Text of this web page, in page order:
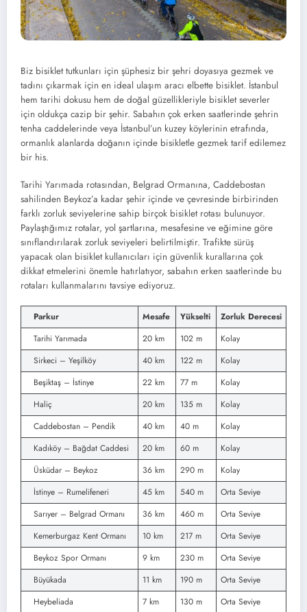
Biz bisiklet tutkunları için şüphesiz bir şehri doyasıya gezmek ve
tadını çıkarmak için en ideal ulaşım aracı elbette bisiklet. İstanbul
hem tarihi dokusu hem de doğal güzellikleriyle bisiklet severler
için oldukça cazip bir şehir. Sabahın çok erken saatlerinde şehrin
tenha caddelerinde veya İstanbul’un kuzey köylerinin etrafında,
ormanlık alanlarda doğanın içinde bisikletle gezmek tarif edilemez
bir his.
Tarihi Yarımada rotasından, Belgrad Ormanına, Caddebostan
sahilinden Beykoz’a kadar şehir içinde ve çevresinde birbirinden
farklı zorluk seviyelerine sahip birçok bisiklet rotası bulunuyor.
Paylaştığımız rotalar, yol şartlarına, mesafesine ve eğimine göre
sınıflandırılarak zorluk seviyeleri belirtilmiştir. Trafikte sürüş
yapacak olan bisiklet kullanıcıları için güvenlik kurallarına çok
dikkat etmelerini önemle hatırlatıyor, sabahın erken saatlerinde bu
rotaları kullanmalarını tavsiye ediyoruz.
Parkur Mesafe Yükselti
Zorluk Derecesi
Tarihi Yarımada
20 km 102 m
Kolay
Sirkeci – Yeşilköy
40 km 122 m
Kolay
Beşiktaş – İstinye
22 km 77 m
Kolay
Haliç
20 km 135 m
Kolay
Caddebostan – Pendik
40 km 40 m
Kolay
Kadıköy – Bağdat Caddesi
20 km 60 m
Kolay
Üsküdar – Beykoz
36 km 290 m
Kolay
İstinye – Rumelifeneri
45 km 540 m
Orta Seviye
Sarıyer – Belgrad Ormanı
36 km 460 m
Orta Seviye
Kemerburgaz Kent Ormanı
10 km 217 m
Orta Seviye
Beykoz Spor Ormanı
9 km 230 m
Orta Seviye
Büyükada
11 km 190 m
Orta Seviye
Heybeliada
7 km 130 m
Orta Seviye